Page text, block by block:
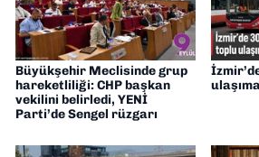
Büyükşehir Meclisinde grup
hareketliliği: CHP başkan
vekilini belirledi, YENİ
Parti’de Sengel rüzgarı